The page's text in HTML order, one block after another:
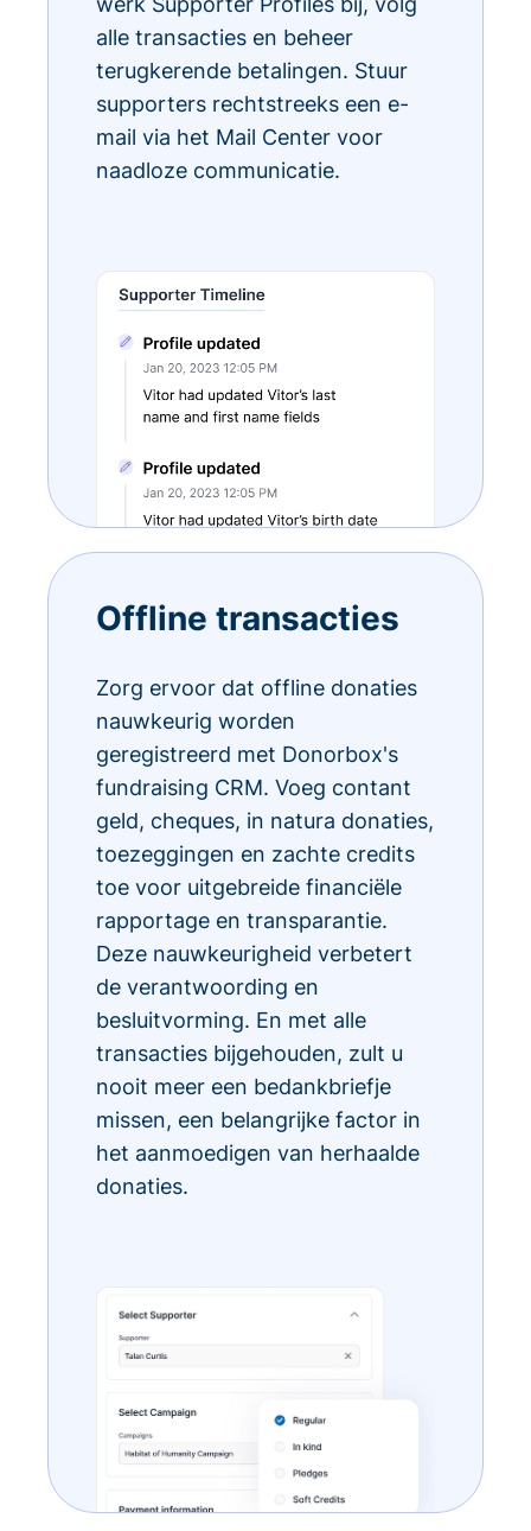
alle transacties en beheer
terugkerende betalingen. Stuur
supporters rechtstreeks een e-
mail via het Mail Center voor
naadloze communicatie.
Offline transacties
Zorg ervoor dat offline donaties
nauwkeurig worden
geregistreerd met Donorbox's
fundraising CRM. Voeg contant
geld, cheques, in natura donaties,
toezeggingen en zachte credits
toe voor uitgebreide financiële
rapportage en transparantie.
Deze nauwkeurigheid verbetert
de verantwoording en
besluitvorming. En met alle
transacties bijgehouden, zult u
nooit meer een bedankbriefje
missen, een belangrijke factor in
het aanmoedigen van herhaalde
donaties.